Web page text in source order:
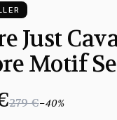
Just
Motif
279 €−40%